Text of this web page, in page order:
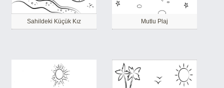
Sahildeki Küçük Kız Mutlu Plaj